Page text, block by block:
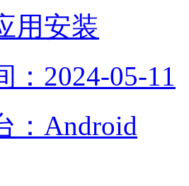
用安装
：2024-05-11
：Android